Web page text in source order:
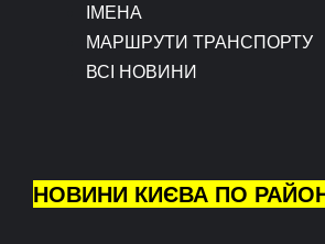
ІМЕНА
МАРШРУТИ ТРАНСПОРТУ
ВСІ НОВИНИ
НОВИНИ КИЄВА ПО